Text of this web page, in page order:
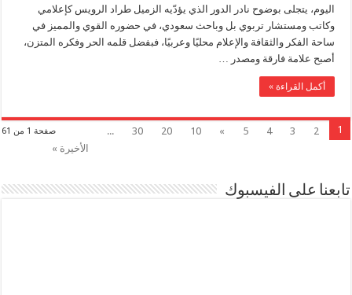
اليوم، يتجلى بوضوح نادر الدور الذي يؤدّيه الزميل طراد الرويس كإعلامي
وكاتب ومستشار تربوي بل وباحث سعودي، في حضوره القوي والمميز في
ساحة الفكر والثقافة والإعلام محليًا وعربيًا، فبفضل قلمه الحر وفكره المتزن،
أصبح علامة فارقة ومصدر …
أكمل القراءة »
صفحة 1 من 61 1
2
3
4
5
»
10
20
30
...
الأخيرة »
تابعنا على الفيسبوك